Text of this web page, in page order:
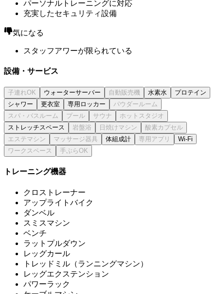
パーソナルトレーニングに対応
充実したセキュリティ設備
気になる
スタッフアワーが限られている
設備・サービス
ウォーターサーバー 水素水
プロテイン
シャワー
更衣室 専用ロッカー
ストレッチスペース
体組成計
Wi-Fi
トレーニング機器
クロストレーナー
アップライトバイク
ダンベル
スミスマシン
ベンチ
ラットプルダウン
レッグカール
トレッドミル（ランニングマシン）
レッグエクステンション
パワーラック